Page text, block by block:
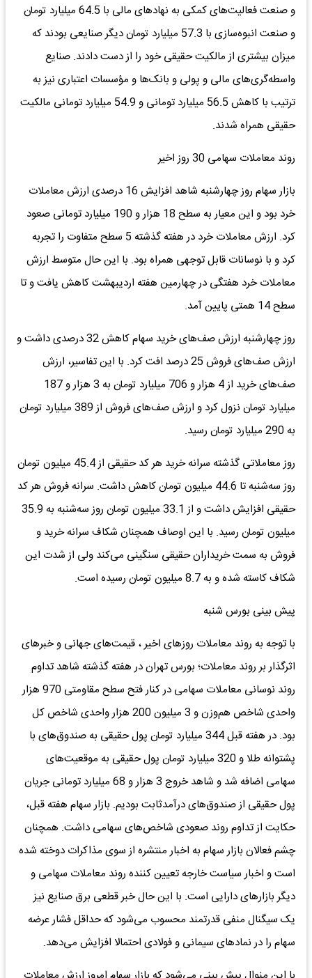
و صنعت فعالیت‌های کمکی به نهادهای مالی با 64.5 میلیارد تومان
و صنعت انبوه‌سازی با 57.3 میلیارد تومان دیگر صنایعی بودند که
میزان بیشتری از مالکیت حقیقی خود را از دست دادند. صنایع
واسطه‌گری‌های مالی و پولی و بانک‌ها و مؤسسات اعتباری نیز به
ترتیب با کاهش 56.5 میلیارد تومانی و 54.9 میلیارد تومانی مالکیت
حقیقی همراه شدند.
روند معاملات سهامی 30 روز اخیر
بازار سهام روز چهارشنبه شاهد افزایش 16 درصدی ارزش معاملات
خرد بود و این معیار به سطح 18 هزار و 190 میلیارد تومانی صعود
کرد. ارزش معاملات خرد در هفته گذشته 5 سطح متفاوت را تجربه
کرد و با نوسانات قابل توجهی همراه بود. با این حال متوسط ارزش
معاملات خرد هفتگی در چهارمین هفته اردیبهشت کاهش یافت و تا
سطح 14 همتی پایین آمد.
روز چهارشنبه ارزش صف‌های خرید سهام کاهش 32 درصدی داشت و
ارزش صف‌های فروش 25 درصد افت کرد. با این تفاسیر، ارزش
صف‌های خرید از 4 هزار و 706 میلیارد تومان به 3 هزار و 187
میلیارد تومان نزول کرد و ارزش صف‌های فروش از 389 میلیارد تومان
به 290 میلیارد تومان رسید.
روز معاملاتی گذشته سرانه خرید هر کد حقیقی از 45.4 میلیون تومان
روز سه‌شنبه تا 44.6 میلیون تومان کاهش داشت. سرانه فروش هر کد
حقیقی افزایش داشت و از 33.1 میلیون تومان روز سه‌شنبه به 35.9
میلیون تومان رسید. با این اوصاف همچنان شکاف سرانه خرید و
فروش به سمت خریداران حقیقی سنگینی می‌کند ولی از شدت این
شکاف کاسته شده و به 8.7 میلیون تومان رسیده است.
پیش بینی بورس شنبه
با توجه به روند معاملات روز‌های اخیر ، قیمت‌های جهانی و خبر‌های
اثرگذار بر روند معاملات؛ بورس تهران در هفته گذشته شاهد تداوم
روند نوسانی معاملات سهامی در کنار فتح سطح مقاومتی 970 هزار
واحدی شاخص هم‌وزن و 3 میلیون 200 هزار واحدی شاخص کل
بود. در هفته قبل 344 میلیارد تومان پول حقیقی به صندوق‌های با
پشتوانه طلا و 320 میلیارد تومان پول حقیقی به موقعیت‌های
سهامی اضافه شد و شاهد خروج 3 هزار و 68 میلیارد تومانی جریان
پول حقیقی از صندوق‌های درآمدثابت بودیم. بازار سهام هفته قبل،
حکایت از تداوم روند صعودی شاخص‌های سهامی داشت. همچنان
چشم فعالان بازار سهام به اخبار منتشره از سوی مذاکرات دوخته شده
است و اخبار سیاست خارجه تعیین کننده روند معاملات سهامی و
دیگر بازارهای دارایی است. با این حال خبر قطعی برق صنایع نیز
یک سیگنال منفی قدرتمند محسوب می‌شود که حداقل فشار عرضه
سهام را در نماد‌های سیمانی و فولادی احتمالا افزایش می‌دهد.